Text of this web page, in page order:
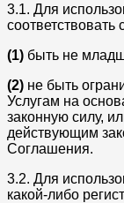
3.1. Для
(1) быть не
(2) не быть
Услугам на
законную силу,
действующим
Соглашения.
3.2. Для
какой-либо